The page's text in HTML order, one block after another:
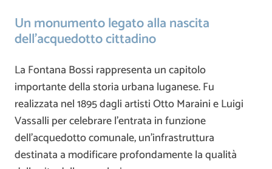
Un monumento legato alla nascita
dell’acquedotto cittadino
La Fontana Bossi rappresenta un capitolo
importante della storia urbana luganese. Fu
realizzata nel 1895 dagli artisti Otto Maraini e Luigi
Vassalli per celebrare l’entrata in funzione
dell’acquedotto comunale, un’infrastruttura
destinata a modificare profondamente la qualità